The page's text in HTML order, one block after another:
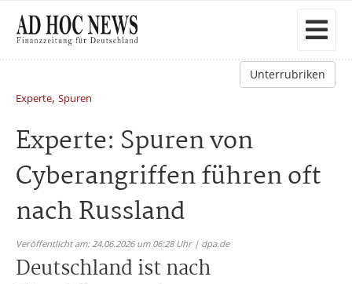
Unterrubriken
Experte, Spuren
Experte: Spuren von
Cyberangriffen führen oft
nach Russland
Veröffentlicht am: 24.06.2026 um 06:28 Uhr | dpa.de
Deutschland ist nach